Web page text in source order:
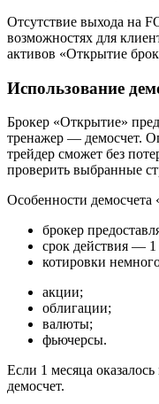
Отсутствие выхода на
возможностях для
активов «Открытие
Использование
Брокер «Открытие»
тренажер — демосчет.
трейдер сможет без
проверить выбранные
Особенности демосчета
брокер
срок действия — 1
котировки
акции;
облигации;
валюты;
фьючерсы.
Если 1 месяца
демосчет.